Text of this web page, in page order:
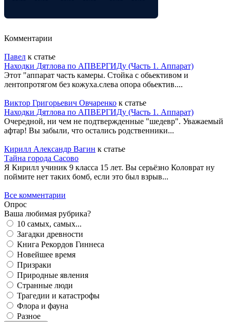
Комментарии
Павел к статье
Находки Дятлова по АПВЕРГИДу (Часть 1. Аппарат)
Этот "аппарат часть камеры. Стойка с обьективом и
лентопротягом без кожуха.слева опора обьектив....
Виктор Григорьевич Овчаренко к статье
Находки Дятлова по АПВЕРГИДу (Часть 1. Аппарат)
Очередной, ни чем не подтвержденные "шедевр". Уважаемый
афтар! Вы забыли, что остались родственники...
Кирилл Александр Вагин к статье
Тайна города Сасово
Я Кирилл учиник 9 класса 15 лет. Вы серьёзно Коловрат ну
поймите нет таких бомб, если это был взрыв...
Все комментарии
Опрос
Ваша любимая рубрика?
10 самых, самых...
Загадки древности
Книга Рекордов Гиннеса
Новейшее время
Призраки
Природные явления
Странные люди
Трагедии и катастрофы
Флора и фауна
Разное